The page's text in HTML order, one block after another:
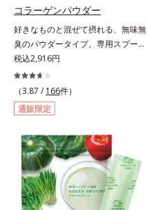
コラーゲンパウダー
好きなものと混ぜて摂れる、無味無
臭のパウダータイプ。専用スプーン
1杯で、ハリと弾力のある毎日に欠
かせない「コラーゲン」5,000㎎を
手軽に摂れる美容パウダーです。無
味無臭で飲み物や料理に影響がな
く、冷たい飲み物にも簡単に溶ける
ます。
税込2,916円
（3.87 / 166件）
通販限定